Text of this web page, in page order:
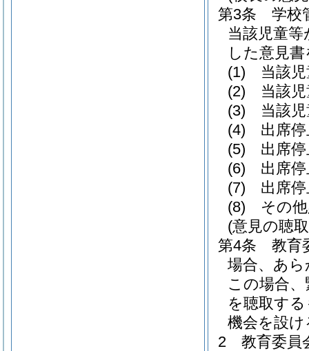
第3条
学校
当該児童
した意見
(1)
当該
(2)
当該
(3)
当該
(4)
出席
(5)
出席
(6)
出席
(7)
出席
(8)
その
(意見の聴
第4条
教育
場合、あ
この場合
を聴取す
機会を設
2
教育委員